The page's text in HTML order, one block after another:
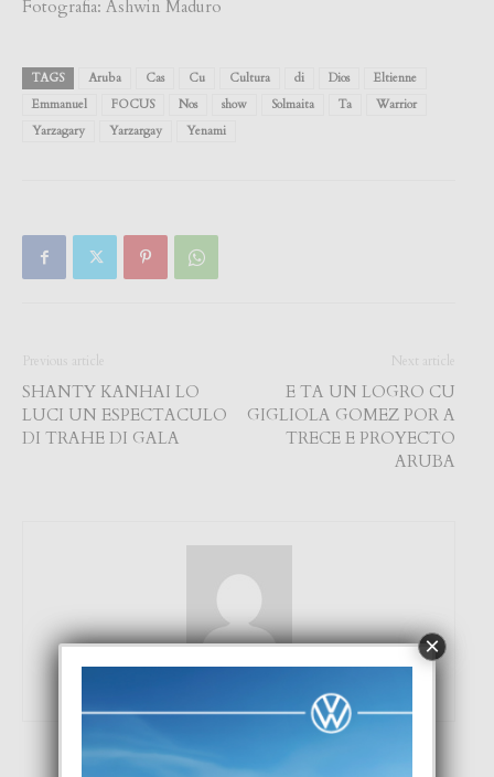
Fotografia: Ashwin Maduro
TAGS Aruba Cas Cu Cultura di Dios
Eltienne
Emmanuel
FOCUS Nos show Solmaita Ta
Warrior
Yarzagary
Yarzargay Yenami
Previous article
SHANTY KANHAI LO
LUCI UN ESPECTACULO
DI TRAHE DI GALA
Next article
E TA UN LOGRO CU
GIGLIOLA GOMEZ POR A
TRECE E PROYECTO
ARUBA
×